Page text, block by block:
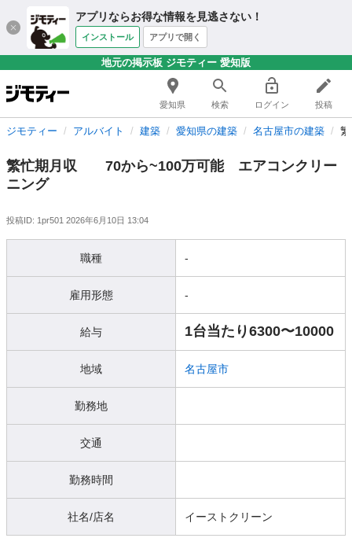
アプリならお得な情報を見逃さない！
インストール アプリで開く
地元の掲示板 ジモティー 愛知版
愛知県 検索 ログイン 投稿
ジモティー アルバイト 建築 愛知県の建築 名古屋市の建築
繁忙期月収 70から~100万可能 エアコンクリー
ニング
投稿ID: 1pr501 2026年6月10日 13:04
職種 -
雇用形態 -
給与 1台当たり6300〜10000
地域 名古屋市
勤務地
交通
勤務時間
社名/店名 イーストクリーン